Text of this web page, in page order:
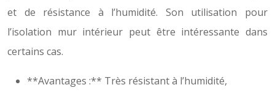
et de résistance à l’humidité. Son utilisation pour
l’isolation mur intérieur peut être intéressante dans
certains cas.
**Avantages :** Très résistant à l’humidité,